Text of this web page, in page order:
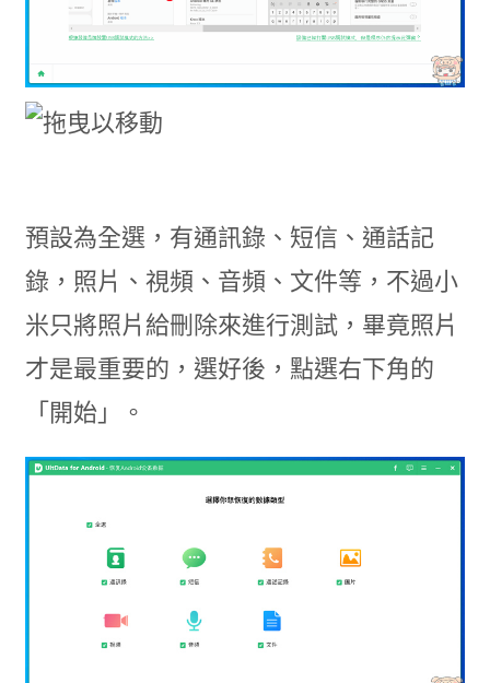
預設為全選，有通訊錄、短信、通話記
錄，照片、視頻、音頻、文件等，不過小
米只將照片給刪除來進行測試，畢竟照片
才是最重要的，選好後，點選右下角的
「開始」。